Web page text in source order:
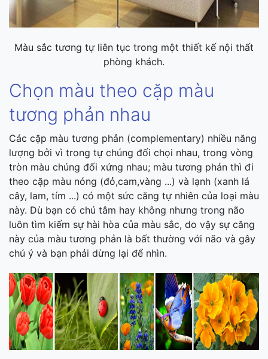
Màu sắc tương tự liên tục trong một thiết kế nội thất
phòng khách.
Chọn màu theo cặp màu
tương phản nhau
Các cặp màu tương phản (complementary) nhiều năng
lượng bởi vì trong tự chúng đối chọi nhau, trong vòng
tròn màu chúng đối xứng nhau; màu tương phản thì đi
theo cặp màu nóng (đỏ,cam,vàng ...) và lạnh (xanh lá
cây, lam, tím ...) có một sức căng tự nhiên của loại màu
này. Dù bạn có chú tâm hay không nhưng trong não
luôn tìm kiếm sự hài hòa của màu sắc, do vậy sự căng
này của màu tương phản là bất thường với não và gây
chú ý và bạn phải dừng lại để nhìn.